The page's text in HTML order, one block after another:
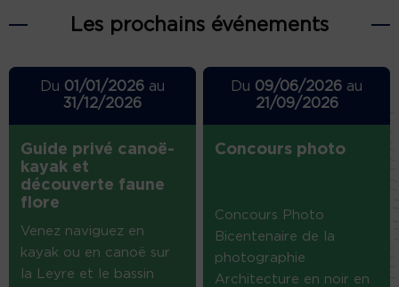
Les prochains événements
Du 01/01/2026au
31/12/2026
Guide privé canoë-
kayak et
découverte faune
flore
Venez naviguez en
kayak ou en canoë sur
la Leyre et le bassin
Du 09/06/2026 au
21/09/2026
Concours photo
Concours Photo
Bicentenaire de la
photographie
Architecture en noir en